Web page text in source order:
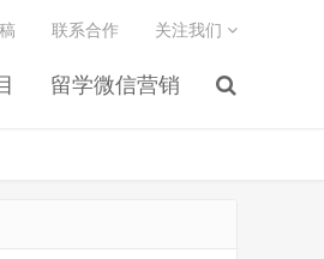
留学微信营销
联系合作 关注我们